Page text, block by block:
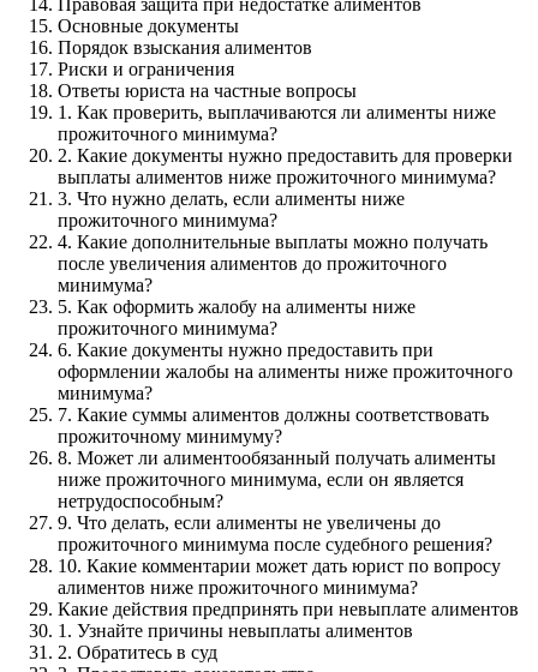
Основные документы
Порядок взыскания алиментов
Риски и ограничения
Ответы юриста на частные вопросы
1. Как проверить, выплачиваются ли алименты ниже
прожиточного минимума?
2. Какие документы нужно предоставить для проверки
выплаты алиментов ниже прожиточного минимума?
3. Что нужно делать, если алименты ниже
прожиточного минимума?
4. Какие дополнительные выплаты можно получать
после увеличения алиментов до прожиточного
минимума?
5. Как оформить жалобу на алименты ниже
прожиточного минимума?
6. Какие документы нужно предоставить при
оформлении жалобы на алименты ниже прожиточного
минимума?
7. Какие суммы алиментов должны соответствовать
прожиточному минимуму?
8. Может ли алиментообязанный получать алименты
ниже прожиточного минимума, если он является
нетрудоспособным?
9. Что делать, если алименты не увеличены до
прожиточного минимума после судебного решения?
10. Какие комментарии может дать юрист по вопросу
алиментов ниже прожиточного минимума?
Какие действия предпринять при невыплате алиментов
1. Узнайте причины невыплаты алиментов
2. Обратитесь в суд